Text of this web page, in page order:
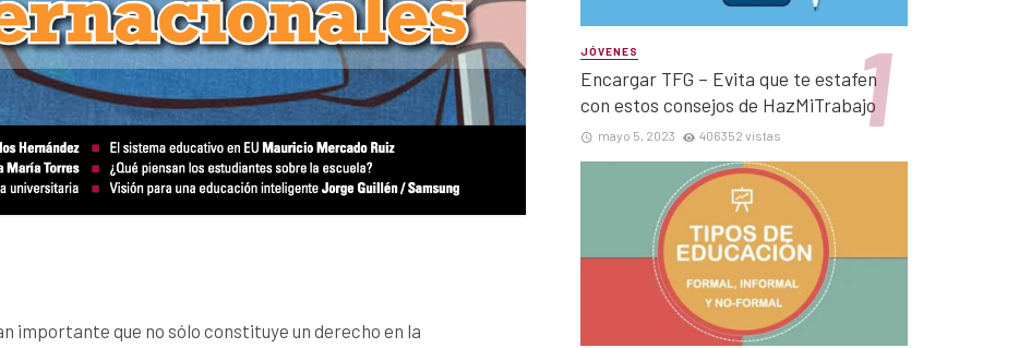
importante que no sólo constituye un derecho en la
JÓVENES
Encargar TFG – Evita que te estafen
con estos consejos de HazMiTrabajo
mayo 5, 2023 406352 vistas